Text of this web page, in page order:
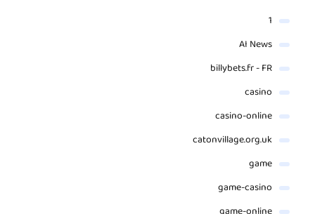
1
AI News
billybets.fr - FR
casino
casino-online
catonvillage.org.uk
game
game-casino